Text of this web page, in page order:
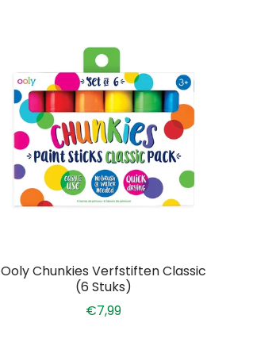
Ooly Chunkies Verfstiften Classic
(6 Stuks)
€7,99